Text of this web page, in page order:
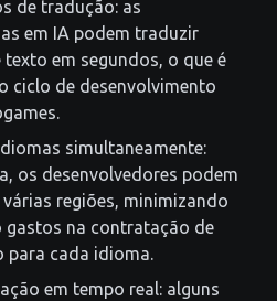
de tradução: as
em IA podem traduzir
em segundos, o que é
ciclo de desenvolvimento
simultaneamente:
os desenvolvedores podem
regiões, minimizando
gastos na contratação de
para cada idioma.
em tempo real: alguns